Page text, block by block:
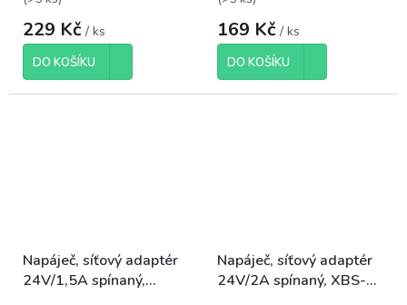
229 Kč / ks
DO KOŠÍKU
169 Kč / ks
DO KOŠÍKU
Napáječ, síťový adaptér
24V/1,5A spínaný,
Napáječ, síťový adaptér
24V/2A spínaný, XBS-